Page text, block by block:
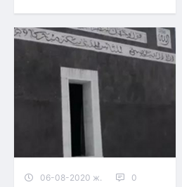
06-08-2020 ж. 0